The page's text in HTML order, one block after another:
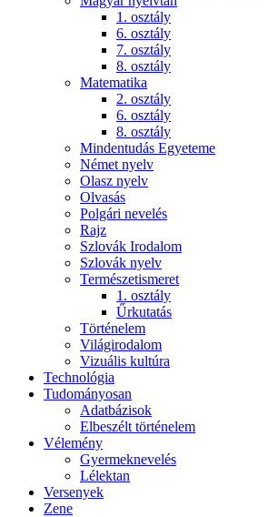
1. osztály
6. osztály
7. osztály
8. osztály
Matematika
2. osztály
6. osztály
8. osztály
Mindentudás Egyeteme
Német nyelv
Olasz nyelv
Olvasás
Polgári nevelés
Rajz
Szlovák Irodalom
Szlovák nyelv
Természetismeret
1. osztály
Űrkutatás
Történelem
Világirodalom
Vizuális kultúra
Technológia
Tudományosan
Adatbázisok
Elbeszélt történelem
Vélemény
Gyermeknevelés
Lélektan
Versenyek
Zene